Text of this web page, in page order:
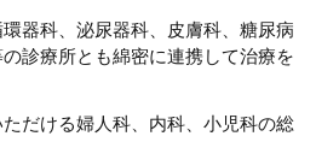
器科、泌尿器科、皮膚科、糖尿病
診療所とも綿密に連携して治療を
だける婦人科、内科、小児科の総